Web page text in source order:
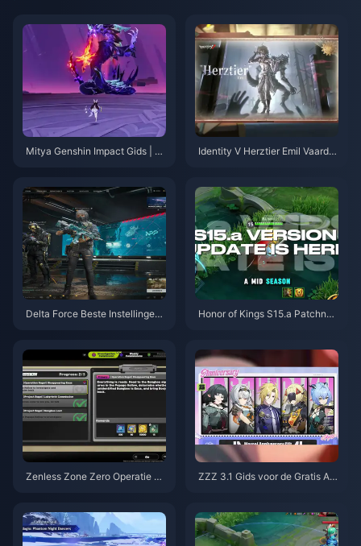
Mitya Genshin Impact Gids | A
Identity V Herztier Emil Vaardig
Delta Force Beste Instellingen
Honor of Kings S15.a Patchnoti
Zenless Zone Zero Operatie Ba
ZZZ 3.1 Gids voor de Gratis Ag